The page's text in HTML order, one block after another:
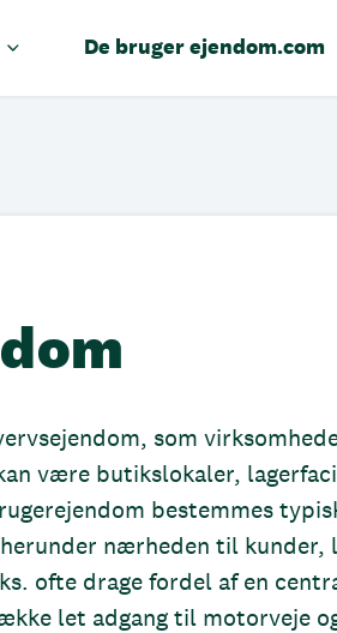
De bruger ejendom.com
som
være butikslokaler,
bestemmes
nærheden til kunder,
ofte drage fordel af en
let adgang til motorveje